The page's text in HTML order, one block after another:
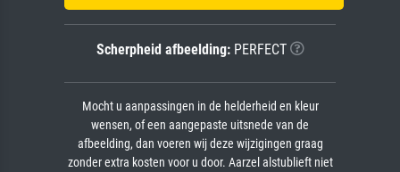
Scherpheid afbeelding:PERFECT
Mocht u aanpassingen in de helderheid en kleur
wensen, of een aangepaste uitsnede van de
afbeelding, dan voeren wij deze wijzigingen graag
zonder extra kosten voor u door. Aarzel alstublieft niet